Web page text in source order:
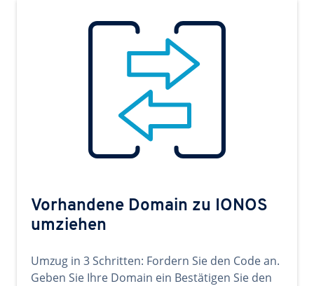
Vorhandene Domain zu IONOS
umziehen
Umzug in 3 Schritten: Fordern Sie den Code an.
Geben Sie Ihre Domain ein Bestätigen Sie den